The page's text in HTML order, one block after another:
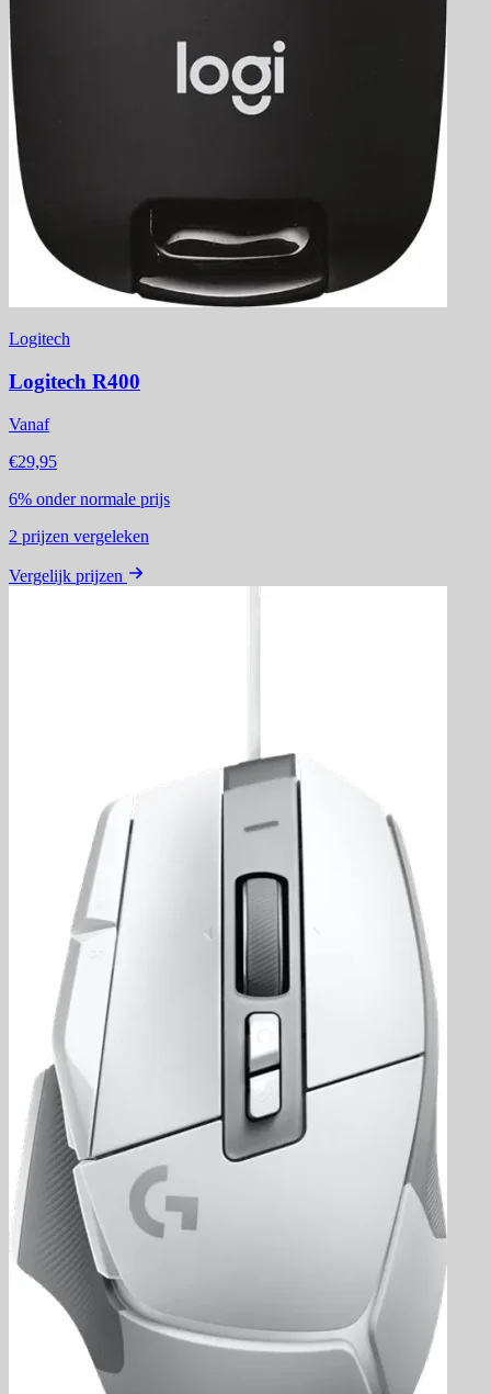
Logitech
Logitech R400
Vanaf
€29,95
6% onder normale prijs
2 prijzen vergeleken
Vergelijk prijzen